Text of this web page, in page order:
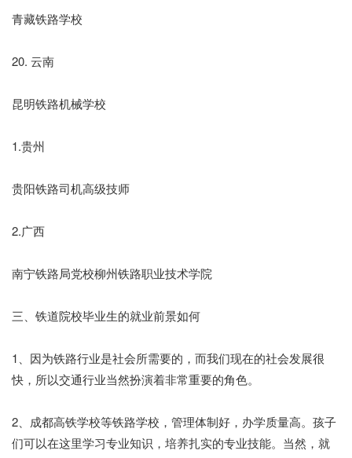
青藏铁路学校
20. 云南
昆明铁路机械学校
1.贵州
贵阳铁路司机高级技师
2.广西
南宁铁路局党校柳州铁路职业技术学院
三、铁道院校毕业生的就业前景如何
1、因为铁路行业是社会所需要的，而我们现在的社会发展很
快，所以交通行业当然扮演着非常重要的角色。
2、成都高铁学校等铁路学校，管理体制好，办学质量高。孩子
们可以在这里学习专业知识，培养扎实的专业技能。当然，就